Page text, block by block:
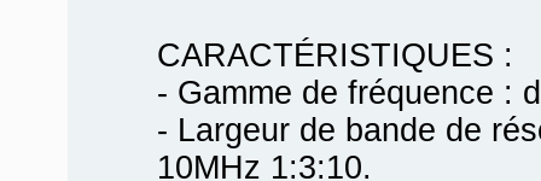
CARACTÉRISTIQUES :
- Gamme de fréquence :
- Largeur de bande de
10MHz 1:3:10.